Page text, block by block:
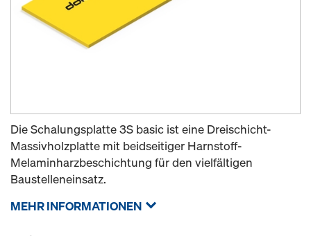
Die Schalungsplatte 3S basic ist eine Dreischicht-
Massivholzplatte mit beidseitiger Harnstoff-
Melaminharzbeschichtung für den vielfältigen
Baustelleneinsatz.
MEHR INFORMATIONEN